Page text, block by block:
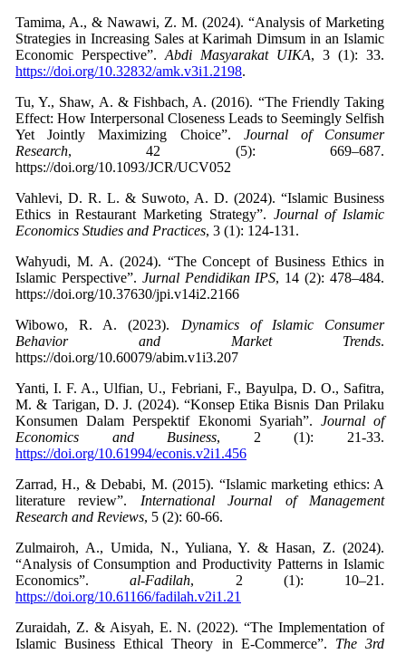
Tamima, A., & Nawawi, Z. M. (2024). “Analysis of Marketing
Strategies in Increasing Sales at Karimah Dimsum in an Islamic
Economic Perspective”. Abdi Masyarakat UIKA, 3 (1): 33.
https://doi.org/10.32832/amk.v3i1.2198.
Tu, Y., Shaw, A. & Fishbach, A. (2016). “The Friendly Taking
Effect: How Interpersonal Closeness Leads to Seemingly Selfish
Yet Jointly Maximizing Choice”. Journal of Consumer
Research, 42 (5): 669–687.
https://doi.org/10.1093/JCR/UCV052
Vahlevi, D. R. L. & Suwoto, A. D. (2024). “Islamic Business
Ethics in Restaurant Marketing Strategy”. Journal of Islamic
Economics Studies and Practices
Wahyudi, M. A. (2024). “The Concept of Business Ethics in
Islamic Perspective”. Jurnal Pendidikan IPS, 14 (2): 478–484.
https://doi.org/10.37630/jpi.v14i2.2166
Wibowo, R. A. (2023). Dynamics of Islamic Consumer
Behavior and Market Trends.
https://doi.org/10.60079/abim.v1i3.207
Yanti, I. F. A., Ulfian, U., Febriani, F., Bayulpa, D. O., Safitra,
M. & Tarigan, D. J. (2024). “Konsep Etika Bisnis Dan Prilaku
Konsumen Dalam Perspektif Ekonomi Syariah”. Journal of
Economics and Business, 2 (1): 21-33.
https://doi.org/10.61994/econis.v2i1.456
Zarrad, H., & Debabi, M. (2015). “Islamic marketing ethics: A
literature review”. International Journal of Management
Research and Reviews, 5 (2): 60-66.
Zulmairoh, A., Umida, N., Yuliana, Y. & Hasan, Z. (2024).
“Analysis of Consumption and Productivity Patterns in Islamic
Economics”.al-Fadilah, 2 (1): 10–21.
https://doi.org/10.61166/fadilah.v2i1.21
Zuraidah, Z. & Aisyah, E. N. (2022). “The Implementation of
Islamic Business Ethical Theory in E-Commerce”. The 3rd